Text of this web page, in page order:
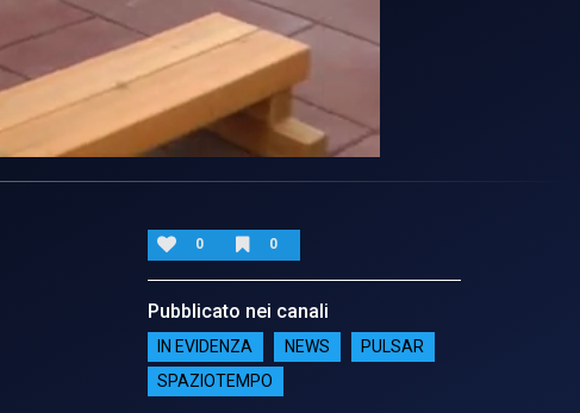
0 0
Pubblicato nei canali
IN EVIDENZA NEWS
PULSAR
SPAZIOTEMPO